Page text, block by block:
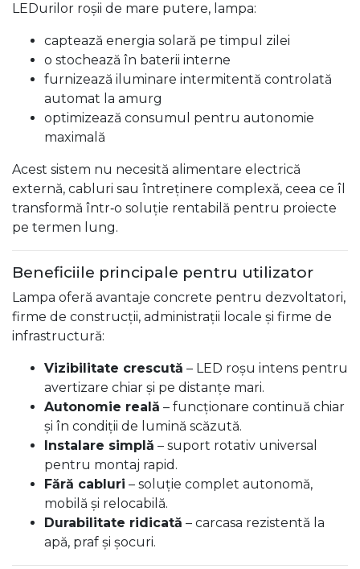
LEDurilor roșii de mare putere, lampa:
captează energia solară pe timpul zilei
o stochează în baterii interne
furnizează iluminare intermitentă controlată
automat la amurg
optimizează consumul pentru autonomie
maximală
Acest sistem nu necesită alimentare electrică
externă, cabluri sau întreținere complexă, ceea ce îl
transformă într‑o soluție rentabilă pentru proiecte
pe termen lung.
Beneficiile principale pentru utilizator
Lampa oferă avantaje concrete pentru dezvoltatori,
firme de construcții, administrații locale și firme de
infrastructură:
Vizibilitate crescută – LED roșu intens pentru
avertizare chiar și pe distanțe mari.
Autonomie reală – funcționare continuă chiar
și în condiții de lumină scăzută.
Instalare simplă – suport rotativ universal
pentru montaj rapid.
Fără cabluri – soluție complet autonomă,
mobilă și relocabilă.
Durabilitate ridicată – carcasa rezistentă la
apă, praf și șocuri.